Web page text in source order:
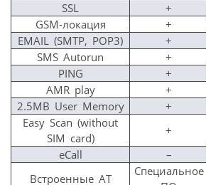
SSL
+
GSM-локация
+
EMAIL (SMTP, POP3)
+
SMS Autorun
+
PING
+
AMR play
+
2.5MB User Memory
+
Easy Scan (without
SIM card)
+
eCall
–
Встроенные AT
Специальное